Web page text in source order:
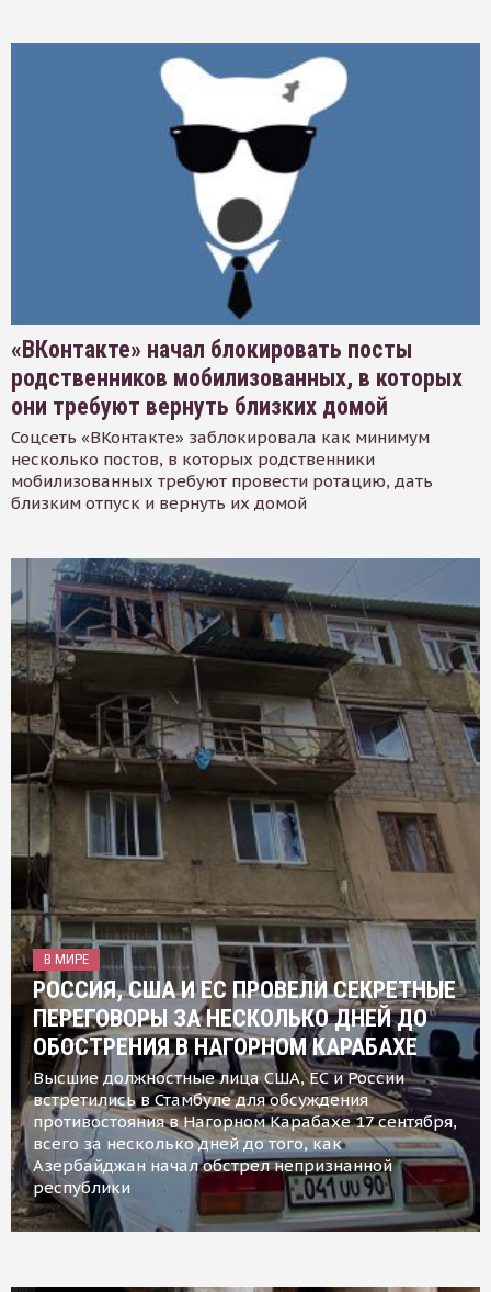
«ВКонтакте» начал блокировать посты
родственников мобилизованных, в которых
они требуют вернуть близких домой
Соцсеть «ВКонтакте» заблокировала как минимум
несколько постов, в которых родственники
мобилизованных требуют провести ротацию, дать
близким отпуск и вернуть их домой
В МИРЕ
РОССИЯ, США И ЕС ПРОВЕЛИ СЕКРЕТНЫЕ
ПЕРЕГОВОРЫ ЗА НЕСКОЛЬКО ДНЕЙ ДО
ОБОСТРЕНИЯ В НАГОРНОМ КАРАБАХЕ
Высшие должностные лица США, ЕС и России
встретились в Стамбуле для обсуждения
противостояния в Нагорном Карабахе 17 сентября,
всего за несколько дней до того, как
Азербайджан начал обстрел непризнанной
республики